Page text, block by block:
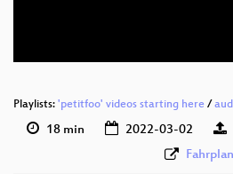
Playlists: 'petitfoo' videos starting here /
18 min 2022-03-02
Fahrplan